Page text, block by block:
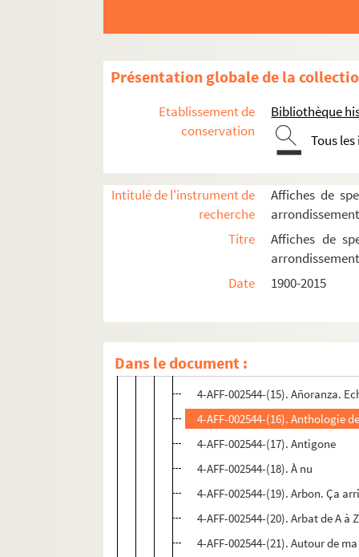
Présentation globale de la
Etablissement de
conservation
Bibliothèque
Tous
Intitulé de l'instrument de
recherche
Affiches de
Titre
Affiches de
Date
1900-2015
Dans le document :
4-AFF-002544-(03). Ahmed le
4-AFF-002544-(05). Alaska
4-AFF-002544-(06). Alias
4-AFF-002544-(08). Alice au
4-AFF-002544-(09). Une âme en
4-AFF-002544-(10). Amour de
4-AFF-002544-(13). Anna
4-AFF-002544-(15). Añoranza.
4-AFF-002544-(16). Anthologie
4-AFF-002544-(17). Antigone
4-AFF-002544-(18). À nu
4-AFF-002544-(19). Arbon. Ça
4-AFF-002544-(20). Arbat de A à Z
4-AFF-002544-(21). Autour de